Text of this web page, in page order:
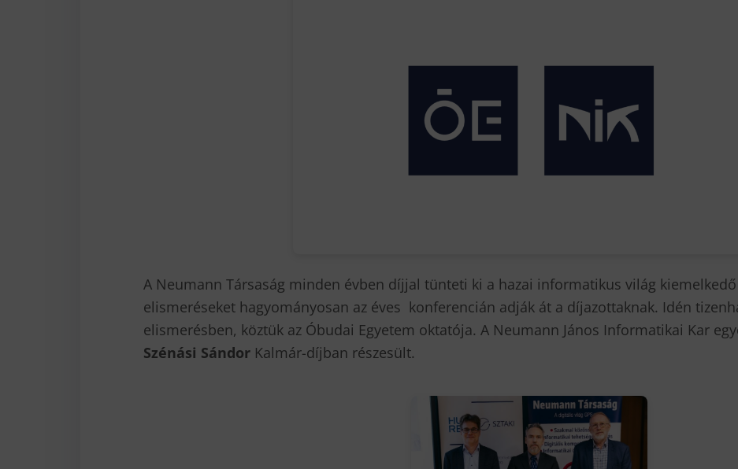
A Neumann Társaság minden évben díjjal tünteti ki a hazai informatikus világ
elismeréseket hagyományosan az éves konferencián adják át a díjazottaknak. Idén
elismerésben, köztük az Óbudai Egyetem oktatója. A Neumann János Informatikai Kar
Szénási Sándor Kalmár-díjban részesült.